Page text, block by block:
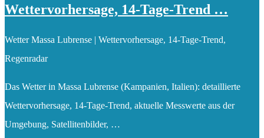
Wettervorhersage, 14-Tage-Trend …
Wetter Massa Lubrense | Wettervorhersage, 14-Tage-Trend,
Regenradar
Das Wetter in Massa Lubrense (Kampanien, Italien): detaillierte
Wettervorhersage, 14-Tage-Trend, aktuelle Messwerte aus der
Umgebung, Satellitenbilder, …